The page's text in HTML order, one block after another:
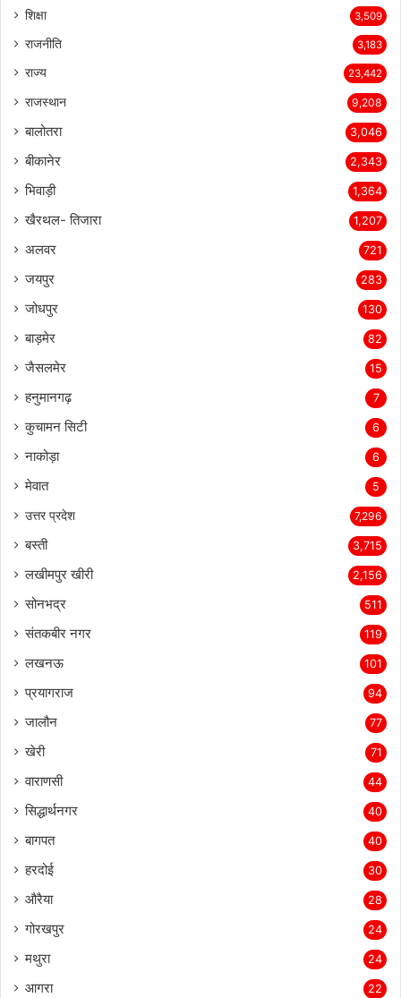
शिक्षा 3,509
राजनीति 3,183
राज्य 23,442
राजस्थान 9,208
बालोतरा 3,046
बीकानेर 2,343
भिवाड़ी 1,364
खैरथल- तिजारा 1,207
अलवर 721
जयपुर 283
जोधपुर 130
बाड़मेर 82
जैसलमेर 15
हनुमानगढ़ 7
कुचामन सिटी 6
नाकोड़ा 6
मेवात 5
उत्तर प्रदेश 7,296
बस्ती 3,715
लखीमपुर खीरी 2,156
सोनभद्र 511
संतकबीर नगर 119
लखनऊ 101
प्रयागराज 94
जालौन 77
खेरी 71
वाराणसी 44
सिद्धार्थनगर 40
बागपत 40
हरदोई 30
औरैया 28
गोरखपुर 24
मथुरा 24
आगरा 22